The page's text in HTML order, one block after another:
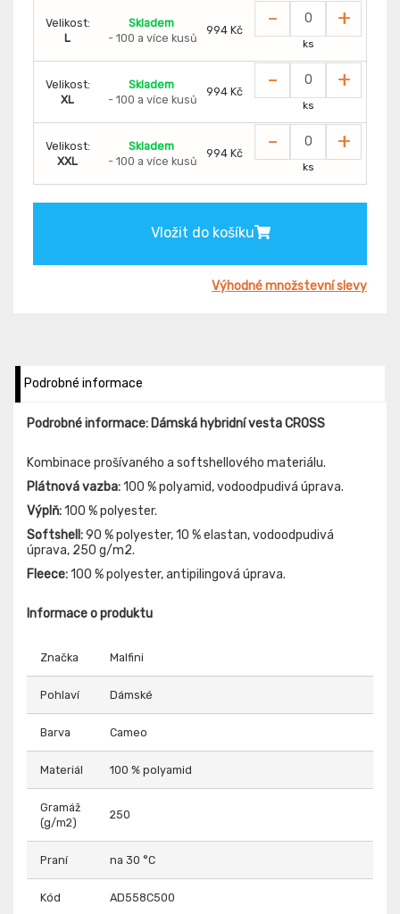
Velikost:
L
Skladem
- 100 a více kusů
994 Kč - +
ks
Velikost:
XL
Skladem
- 100 a více kusů
994 Kč - +
ks
Velikost:
XXL
Skladem
- 100 a více kusů
994 Kč - +
ks
Vložit do košíku
Výhodné množstevní slevy
Podrobné informace
Podrobné informace: Dámská hybridní vesta CROSS
Kombinace prošívaného a softshellového materiálu.
Plátnová vazba:100 % polyamid, vodoodpudivá úprava.
Výplň:100 % polyester.
Softshell:90 % polyester, 10 % elastan, vodoodpudivá
úprava, 250 g/m2.
Fleece:100 % polyester, antipilingová úprava.
Informace o produktu
Značka Malfini
Pohlaví Dámské
Barva Cameo
Materiál 100 % polyamid
Gramáž
(g/m2)
250
Praní na 30 °C
Kód AD558C500